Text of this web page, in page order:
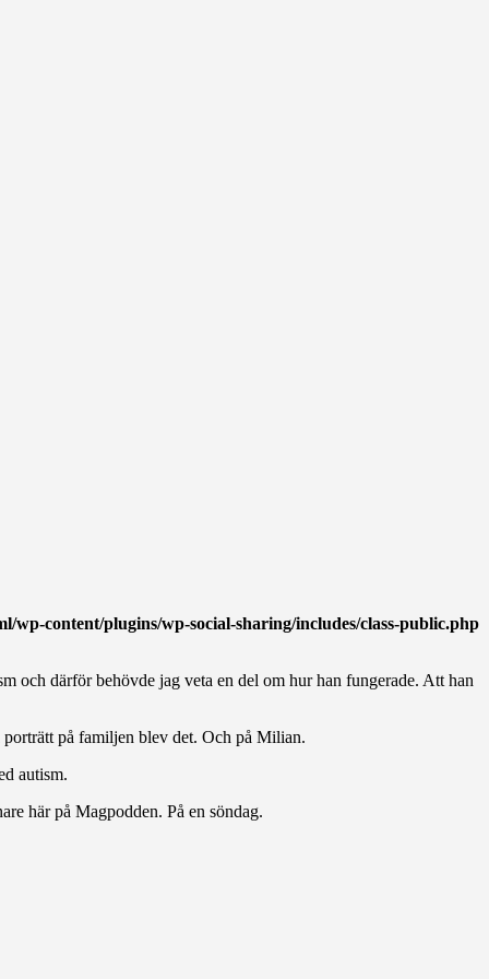
wp-content/plugins/wp-social-sharing/includes/class-public.php
och därför behövde jag veta en del om hur han fungerade. Att han
på familjen blev det. Och på Milian.
autism.
här på Magpodden. På en söndag.